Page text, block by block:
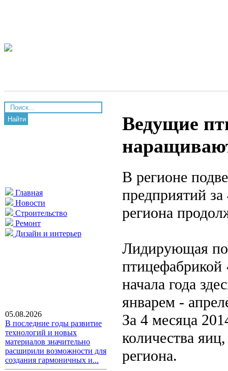
Найти
Главная
Новости
Строительство
Ремонт
Дизайн и интерьер
05.08.2026
В последние годы развитие
технологий и новых
материалов значительно
расширили возможности для
создания гармоничных и...
Ведущие
В регионе
предприятий
региона
Лидирующая
птицефабрикой
начала года
январем -
За 4 месяца
количества
региона.